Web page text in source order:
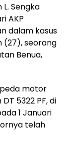
Sengka
AKP
dalam kasus
(27), seorang
Benua,
motor
5322 PF, di
1 Januari
telah